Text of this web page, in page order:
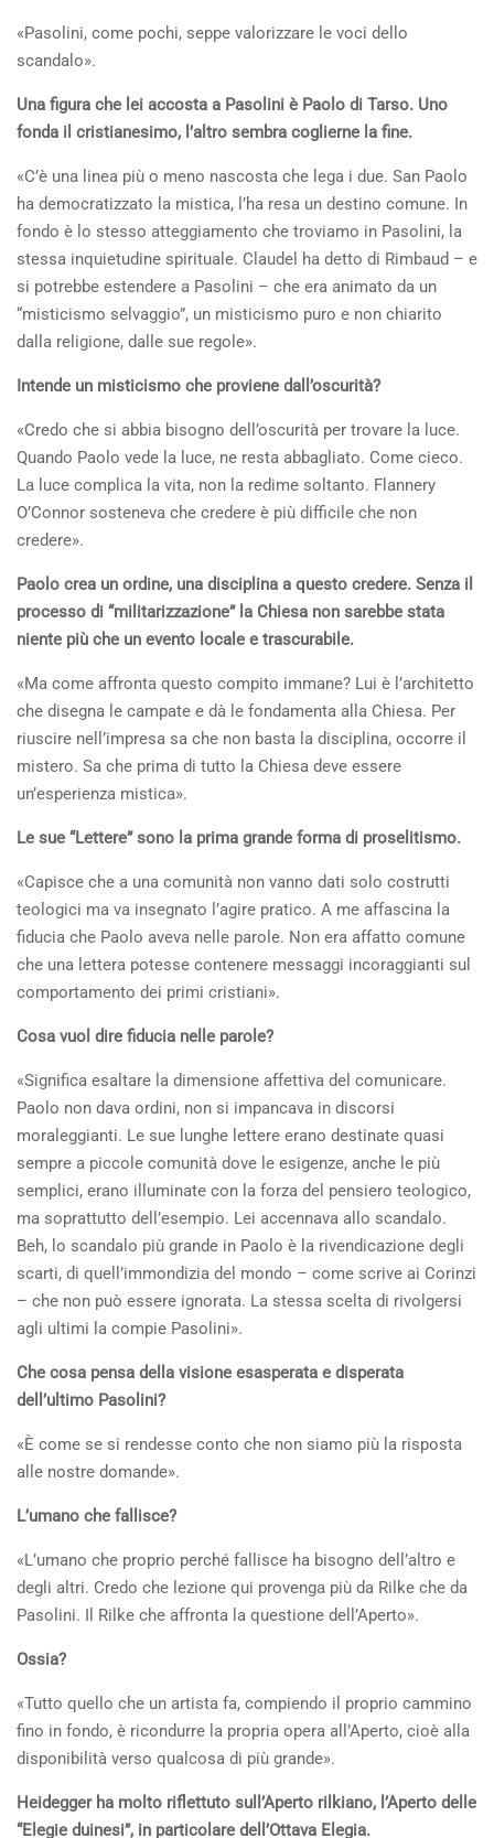
«Pasolini, come pochi, seppe valorizzare le voci dello
scandalo».
Una figura che lei accosta a Pasolini è Paolo di Tarso. Uno
fonda il cristianesimo, l’altro sembra coglierne la fine.
«C’è una linea più o meno nascosta che lega i due. San Paolo
ha democratizzato la mistica, l’ha resa un destino comune. In
fondo è lo stesso atteggiamento che troviamo in Pasolini, la
stessa inquietudine spirituale. Claudel ha detto di Rimbaud – e
si potrebbe estendere a Pasolini – che era animato da un
“misticismo selvaggio”, un misticismo puro e non chiarito
dalla religione, dalle sue regole».
Intende un misticismo che proviene dall’oscurità?
«Credo che si abbia bisogno dell’oscurità per trovare la luce.
Quando Paolo vede la luce, ne resta abbagliato. Come cieco.
La luce complica la vita, non la redime soltanto. Flannery
O’Connor sosteneva che credere è più difficile che non
credere».
Paolo crea un ordine, una disciplina a questo credere. Senza il
processo di “militarizzazione” la Chiesa non sarebbe stata
niente più che un evento locale e trascurabile.
«Ma come affronta questo compito immane? Lui è l’architetto
che disegna le campate e dà le fondamenta alla Chiesa. Per
riuscire nell’impresa sa che non basta la disciplina, occorre il
mistero. Sa che prima di tutto la Chiesa deve essere
un’esperienza mistica».
Le sue “Lettere” sono la prima grande forma di proselitismo.
«Capisce che a una comunità non vanno dati solo costrutti
teologici ma va insegnato l’agire pratico. A me affascina la
fiducia che Paolo aveva nelle parole. Non era affatto comune
che una lettera potesse contenere messaggi incoraggianti sul
comportamento dei primi cristiani».
Cosa vuol dire fiducia nelle parole?
«Significa esaltare la dimensione affettiva del comunicare.
Paolo non dava ordini, non si impancava in discorsi
moraleggianti. Le sue lunghe lettere erano destinate quasi
sempre a piccole comunità dove le esigenze, anche le più
semplici, erano illuminate con la forza del pensiero teologico,
ma soprattutto dell’esempio. Lei accennava allo scandalo.
Beh, lo scandalo più grande in Paolo è la rivendicazione degli
scarti, di quell’immondizia del mondo – come scrive ai Corinzi
– che non può essere ignorata. La stessa scelta di rivolgersi
agli ultimi la compie Pasolini».
Che cosa pensa della visione esasperata e disperata
dell’ultimo Pasolini?
«È come se si rendesse conto che non siamo più la risposta
alle nostre domande».
L’umano che fallisce?
«L’umano che proprio perché fallisce ha bisogno dell’altro e
degli altri. Credo che lezione qui provenga più da Rilke che da
Pasolini. Il Rilke che affronta la questione dell’Aperto».
Ossia?
«Tutto quello che un artista fa, compiendo il proprio cammino
fino in fondo, è ricondurre la propria opera all’Aperto, cioè alla
disponibilità verso qualcosa di più grande».
Heidegger ha molto riflettuto sull’Aperto rilkiano, l’Aperto delle
“Elegie duinesi”, in particolare dell’Ottava Elegia.